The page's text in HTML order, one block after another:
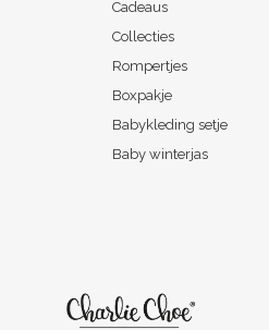
Cadeaus
Collecties
Rompertjes
Boxpakje
Babykleding setje
Baby winterjas